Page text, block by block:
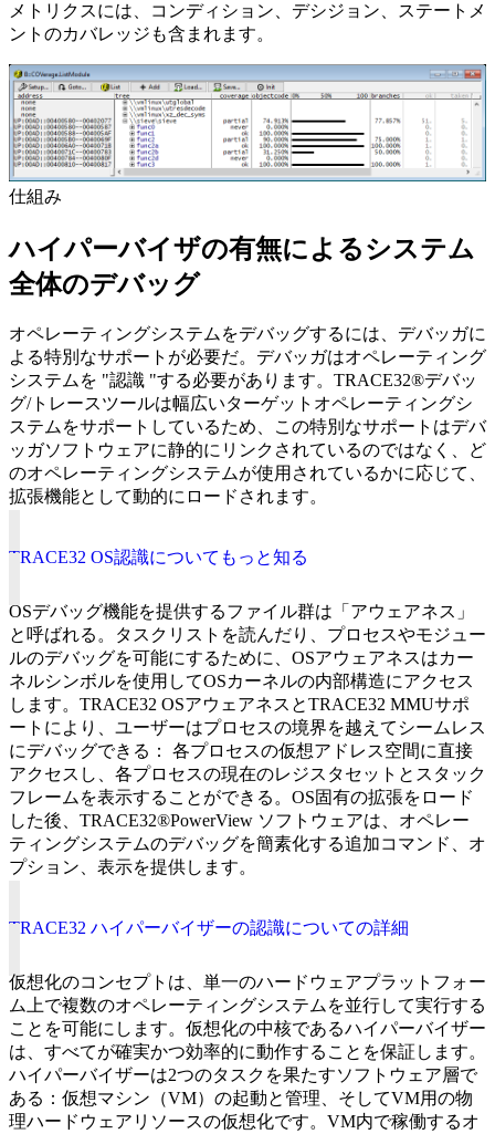
メトリクスには、コンディション、デシジョン、ステートメ
ントのカバレッジも含まれます。
仕組み
ハイパーバイザの有無によるシステム
全体のデバッグ
オペレーティングシステムをデバッグするには、デバッガに
よる特別なサポートが必要だ。デバッガはオペレーティング
システムを "認識 "する必要があります。TRACE32®デバッ
グ/トレースツールは幅広いターゲットオペレーティングシ
ステムをサポートしているため、この特別なサポートはデバ
ッガソフトウェアに静的にリンクされているのではなく、ど
のオペレーティングシステムが使用されているかに応じて、
拡張機能として動的にロードされます。
TRACE32 OS認識についてもっと知る
OSデバッグ機能を提供するファイル群は「アウェアネス」
と呼ばれる。タスクリストを読んだり、プロセスやモジュー
ルのデバッグを可能にするために、OSアウェアネスはカー
ネルシンボルを使用してOSカーネルの内部構造にアクセス
します。TRACE32 OSアウェアネスとTRACE32 MMUサポ
ートにより、ユーザーはプロセスの境界を越えてシームレス
にデバッグできる： 各プロセスの仮想アドレス空間に直接
アクセスし、各プロセスの現在のレジスタセットとスタック
フレームを表示することができる。OS固有の拡張をロード
した後、TRACE32®PowerView ソフトウェアは、オペレー
ティングシステムのデバッグを簡素化する追加コマンド、オ
プション、表示を提供します。
TRACE32 ハイパーバイザーの認識についての詳細
仮想化のコンセプトは、単一のハードウェアプラットフォー
ム上で複数のオペレーティングシステムを並行して実行する
ことを可能にします。仮想化の中核であるハイパーバイザー
は、すべてが確実かつ効率的に動作することを保証します。
ハイパーバイザーは2つのタスクを果たすソフトウェア層で
ある：仮想マシン（VM）の起動と管理、そしてVM用の物
理ハードウェアリソースの仮想化です。VM内で稼働するオ